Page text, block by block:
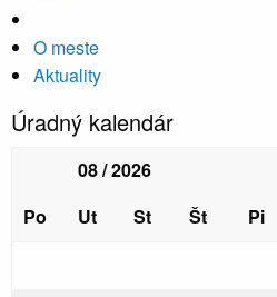
O meste
Aktuality
Úradný kalendár
08 / 2026
Po
Ut St Št Pi